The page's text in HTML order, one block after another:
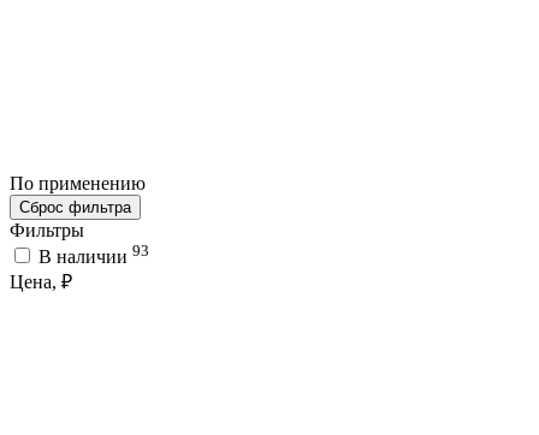
По применению
Сброс фильтра
Фильтры
В наличии 93
Цена, ₽